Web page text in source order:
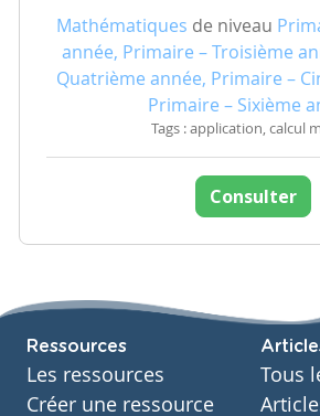
Mathématiques de niveau
année, Primaire – Troisième
Quatrième année, Primaire –
Primaire – Sixième
Tags : application, calcul
Consulter
Ressources
Les ressources
Créer une ressource
Tous